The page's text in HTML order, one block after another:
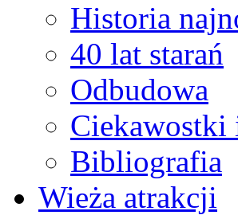
Historia
40 lat starań
Odbudowa
Ciekawostki
Bibliografia
Wieża atrakcji